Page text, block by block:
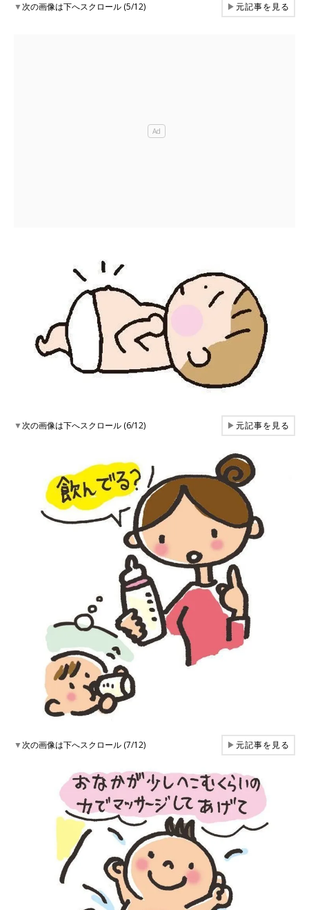
▼次の画像は下へスクロール (5/12) ▶元記事を見る
▼次の画像は下へスクロール (6/12) ▶元記事を見る
▼次の画像は下へスクロール (7/12) ▶元記事を見る